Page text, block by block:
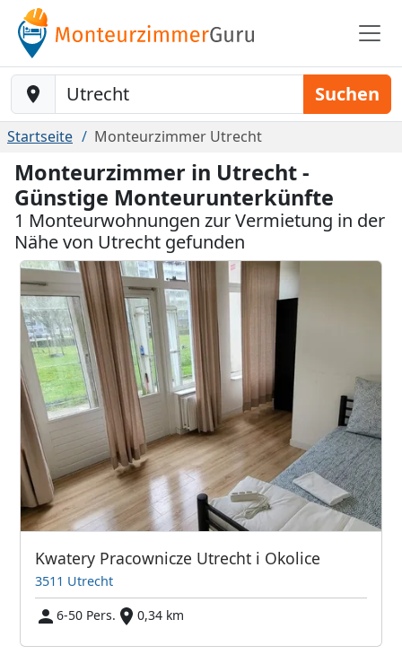
Baustelle-Location Suchen
Startseite Monteurzimmer Utrecht
Monteurzimmer in Utrecht -
Günstige Monteurunterkünfte
1 Monteurwohnungen zur Vermietung in der
Nähe von Utrecht gefunden
Kwatery Pracownicze Utrecht i Okolice
3511 Utrecht
6-50 Pers.
0,34 km